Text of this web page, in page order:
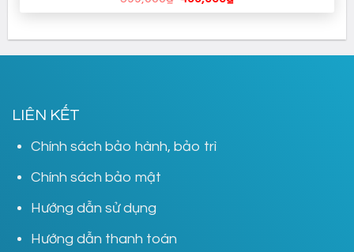
499,000₫.
LIÊN KẾT
Chính sách bảo hành, bảo trì
Chính sách bảo mật
Hướng dẫn sử dụng
Hướng dẫn thanh toán